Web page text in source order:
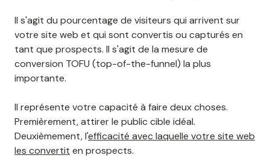
Il s'agit du pourcentage de visiteurs qui arrivent sur
votre site web et qui sont convertis ou capturés en
tant que prospects. Il s'agit de la mesure de
conversion TOFU (top-of-the-funnel) la plus
importante.
Il représente votre capacité à faire deux choses.
Premièrement, attirer le public cible idéal.
Deuxièmement, l'efficacité avec laquelle votre site web
les convertit en prospects.